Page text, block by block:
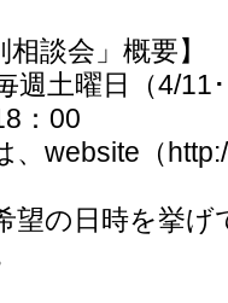
相談会」概要】
週土曜日（4/11
：00
、website（
望の日時を挙